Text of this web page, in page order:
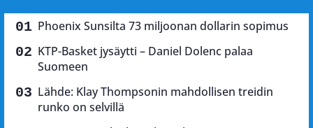
Phoenix Sunsilta 73 miljoonan dollarin sopimus
KTP-Basket jysäytti – Daniel Dolenc palaa
Suomeen
Lähde: Klay Thompsonin mahdollisen treidin
runko on selvillä